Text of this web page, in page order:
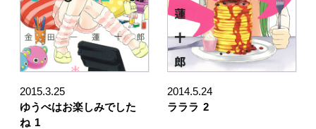
2015.3.25
ゆうべはお楽しみでした
ね 1
2014.5.24
ラララ 2